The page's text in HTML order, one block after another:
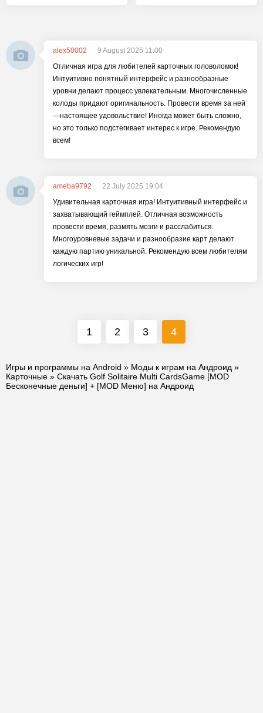
alex50002
9 August 2025 11:00
Отличная игра для любителей карточных головоломок!
Интуитивно понятный интерфейс и разнообразные
уровни делают процесс увлекательным. Многочисленные
колоды придают оригинальность. Провести время за ней
—настоящее удовольствие! Иногда может быть сложно,
но это только подстегивает интерес к игре. Рекомендую
всем!
ameba9792
22 July 2025 19:04
Удивительная карточная игра! Интуитивный интерфейс и
захватывающий геймплей. Отличная возможность
провести время, размять мозги и расслабиться.
Многоуровневые задачи и разнообразие карт делают
каждую партию уникальной. Рекомендую всем любителям
логических игр!
1 2 3 4
Игры и программы на Android » Моды к играм на Андроид »
Карточные » Скачать Golf Solitaire Multi CardsGame [MOD
Бесконечные деньги] + [MOD Меню] на Андроид